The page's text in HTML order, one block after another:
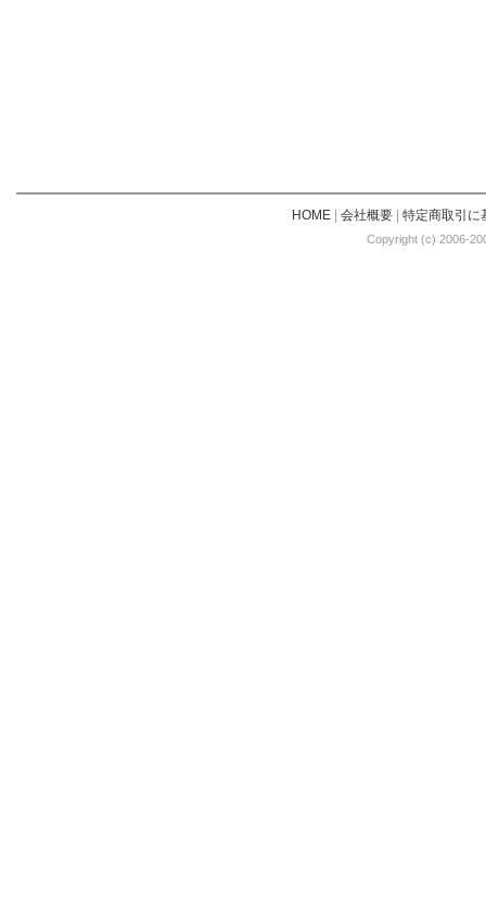
HOME| 会社概要| 特定商取引に
Copyright (c) 2006-